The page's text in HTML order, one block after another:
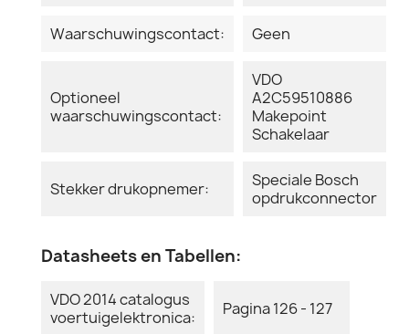
Waarschuwingscontact: Geen
Optioneel
waarschuwingscontact:
VDO
A2C59510886
Makepoint
Schakelaar
Stekker drukopnemer:
Speciale Bosch
opdrukconnector
Datasheets en Tabellen:
VDO 2014 catalogus
voertuigelektronica:
Pagina 126 - 127